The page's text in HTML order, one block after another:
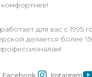
для вас с 1995
делается более
Facebook Instagram